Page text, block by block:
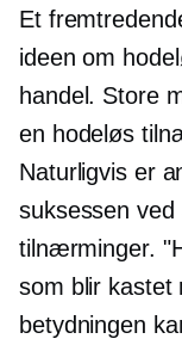
Et
ideen om
handel. Store
en hodeløs
Naturligvis er
suksessen
tilnærminger.
som blir kastet
betydningen